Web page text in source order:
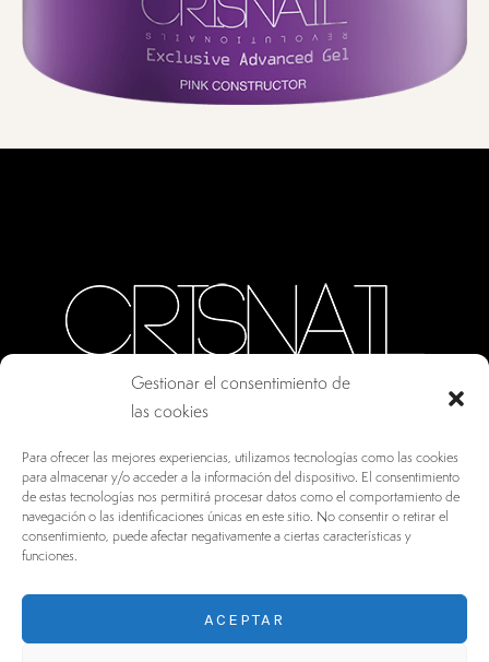
Gestionar el consentimiento de
las cookies
Para ofrecer las mejores experiencias, utilizamos tecnologías como las cookies
para almacenar y/o acceder a la información del dispositivo. El consentimiento
de estas tecnologías nos permitirá procesar datos como el comportamiento de
navegación o las identificaciones únicas en este sitio. No consentir o retirar el
consentimiento, puede afectar negativamente a ciertas características y
funciones.
ACEPTAR
28770, ESPAÑA
INFO@DRV.ES
+34 902 100 021